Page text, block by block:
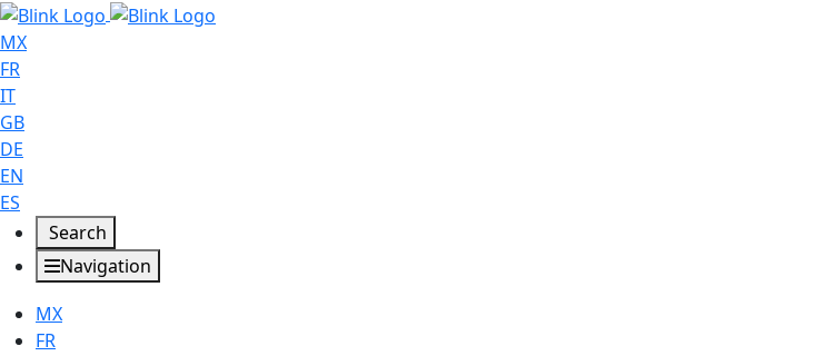
MX
FR
IT
GB
DE
EN
ES
Search
Navigation
MX
FR